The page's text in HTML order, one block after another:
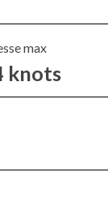
max
knots